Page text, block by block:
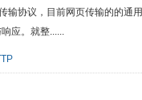
输协议，目前网页传输的的通
应。就整......